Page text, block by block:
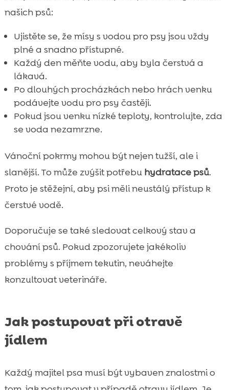
našich psů:
Ujistěte se, že mísy s vodou pro psy jsou vždy
plné a snadno přístupné.
Každý den měňte vodu, aby byla čerstvá a
lákavá.
Po dlouhých procházkách nebo hrách venku
podávejte vodu pro psy častěji.
Pokud jsou venku nízké teploty, kontrolujte, zda
se voda nezamrzne.
Vánoční pokrmy mohou být nejen tužší, ale i
slanější. To může zvýšit potřebu hydratace psů.
Proto je stěžejní, aby psi měli neustálý přístup k
čerstvé vodě.
Doporučuje se také sledovat celkový stav a
chování psů. Pokud zpozorujete jakékoliv
problémy s příjmem tekutin, neváhejte
konzultovat veterináře.
Jak postupovat při otravě
jídlem
Každý majitel psa musí být vybaven znalostmi o